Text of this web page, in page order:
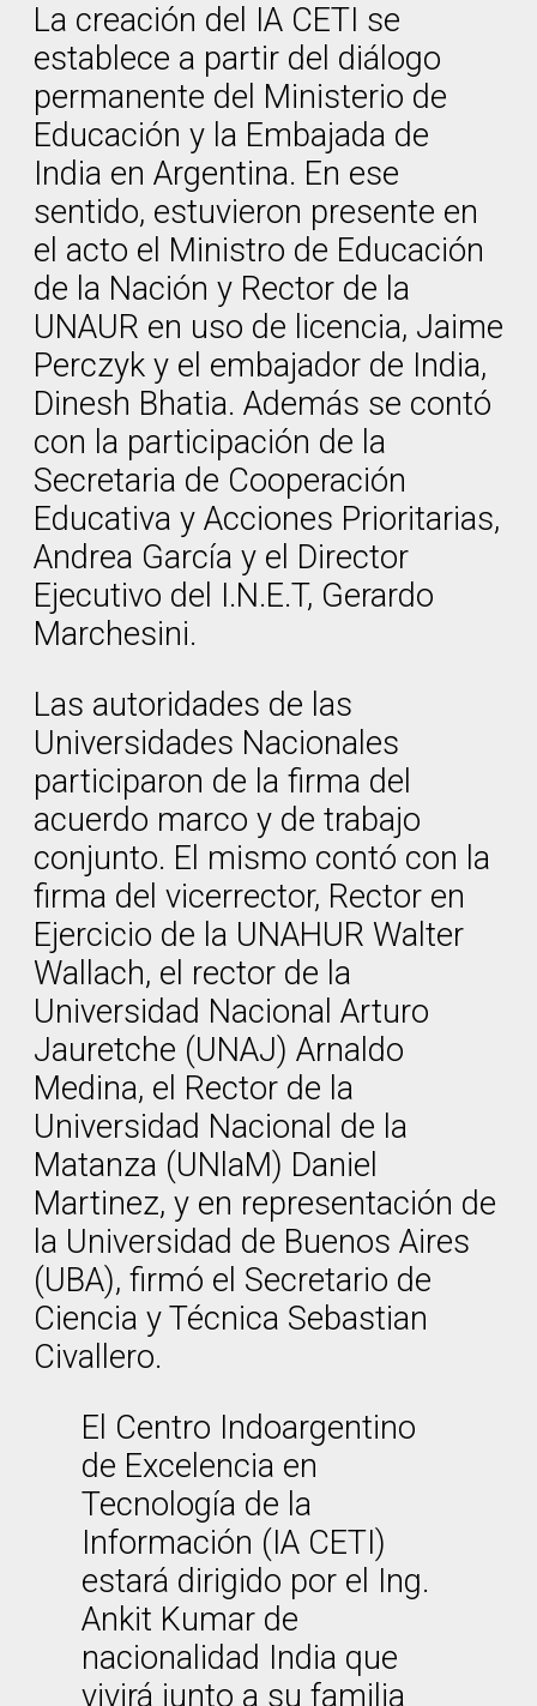
La creación del IA CETI se
establece a partir del diálogo
permanente del Ministerio de
Educación y la Embajada de
India en Argentina. En ese
sentido, estuvieron presente en
el acto el Ministro de Educación
de la Nación y Rector de la
UNAUR en uso de licencia, Jaime
Perczyk y el embajador de India,
Dinesh Bhatia. Además se contó
con la participación de la
Secretaria de Cooperación
Educativa y Acciones Prioritarias,
Andrea García y el Director
Ejecutivo del I.N.E.T, Gerardo
Marchesini.
Las autoridades de las
Universidades Nacionales
participaron de la firma del
acuerdo marco y de trabajo
conjunto. El mismo contó con la
firma del vicerrector, Rector en
Ejercicio de la UNAHUR Walter
Wallach, el rector de la
Universidad Nacional Arturo
Jauretche (UNAJ) Arnaldo
Medina, el Rector de la
Universidad Nacional de la
Matanza (UNlaM) Daniel
Martinez, y en representación de
la Universidad de Buenos Aires
(UBA), firmó el Secretario de
Ciencia y Técnica Sebastian
Civallero.
El Centro Indoargentino
de Excelencia en
Tecnología de la
Información (IA CETI)
estará dirigido por el Ing.
Ankit Kumar de
nacionalidad India que
vivirá junto a su familia